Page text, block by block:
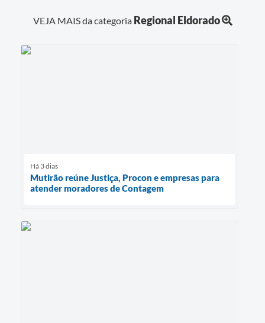
VEJA MAIS da categoria Regional Eldorado
Há 3 dias
Mutirão reúne Justiça, Procon e empresas para
atender moradores de Contagem